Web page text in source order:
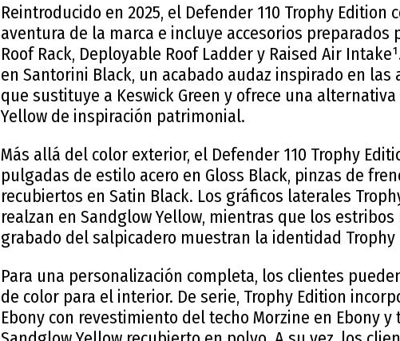
Reintroducido en 2025, el Defender 110 Trophy
aventura de la marca e incluye accesorios preparados
Roof Rack, Deployable Roof Ladder y Raised Air
en Santorini Black, un acabado audaz inspirado en
que sustituye a Keswick Green y ofrece una
Yellow de inspiración patrimonial.
Más allá del color exterior, el Defender 110 Trophy
pulgadas de estilo acero en Gloss Black, pinzas de
recubiertos en Satin Black. Los gráficos laterales
realzan en Sandglow Yellow, mientras que los
grabado del salpicadero muestran la identidad Trophy
Para una personalización completa, los clientes
de color para el interior. De serie, Trophy Edition
Ebony con revestimiento del techo Morzine en Ebony